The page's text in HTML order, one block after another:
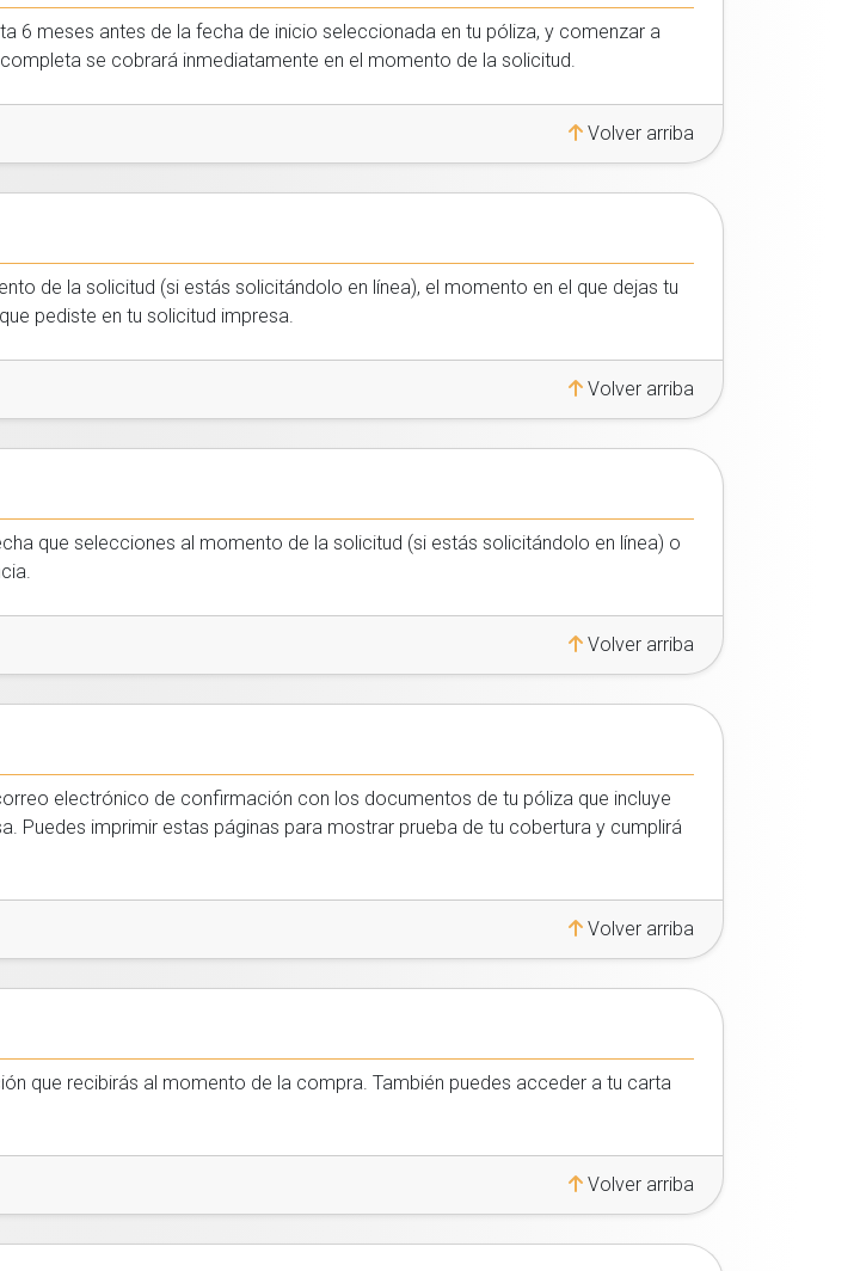
6 meses antes de la fecha de inicio seleccionada en tu póliza, y comenzar a
se cobrará inmediatamente en el momento de la solicitud.
Volver arriba
de la solicitud (si estás solicitándolo en línea), el momento en el que dejas tu
pediste en tu solicitud impresa.
Volver arriba
que selecciones al momento de la solicitud (si estás solicitándolo en línea) o
Volver arriba
electrónico de confirmación con los documentos de tu póliza que incluye
Puedes imprimir estas páginas para mostrar prueba de tu cobertura y cumplirá
Volver arriba
que recibirás al momento de la compra. También puedes acceder a tu carta
Volver arriba